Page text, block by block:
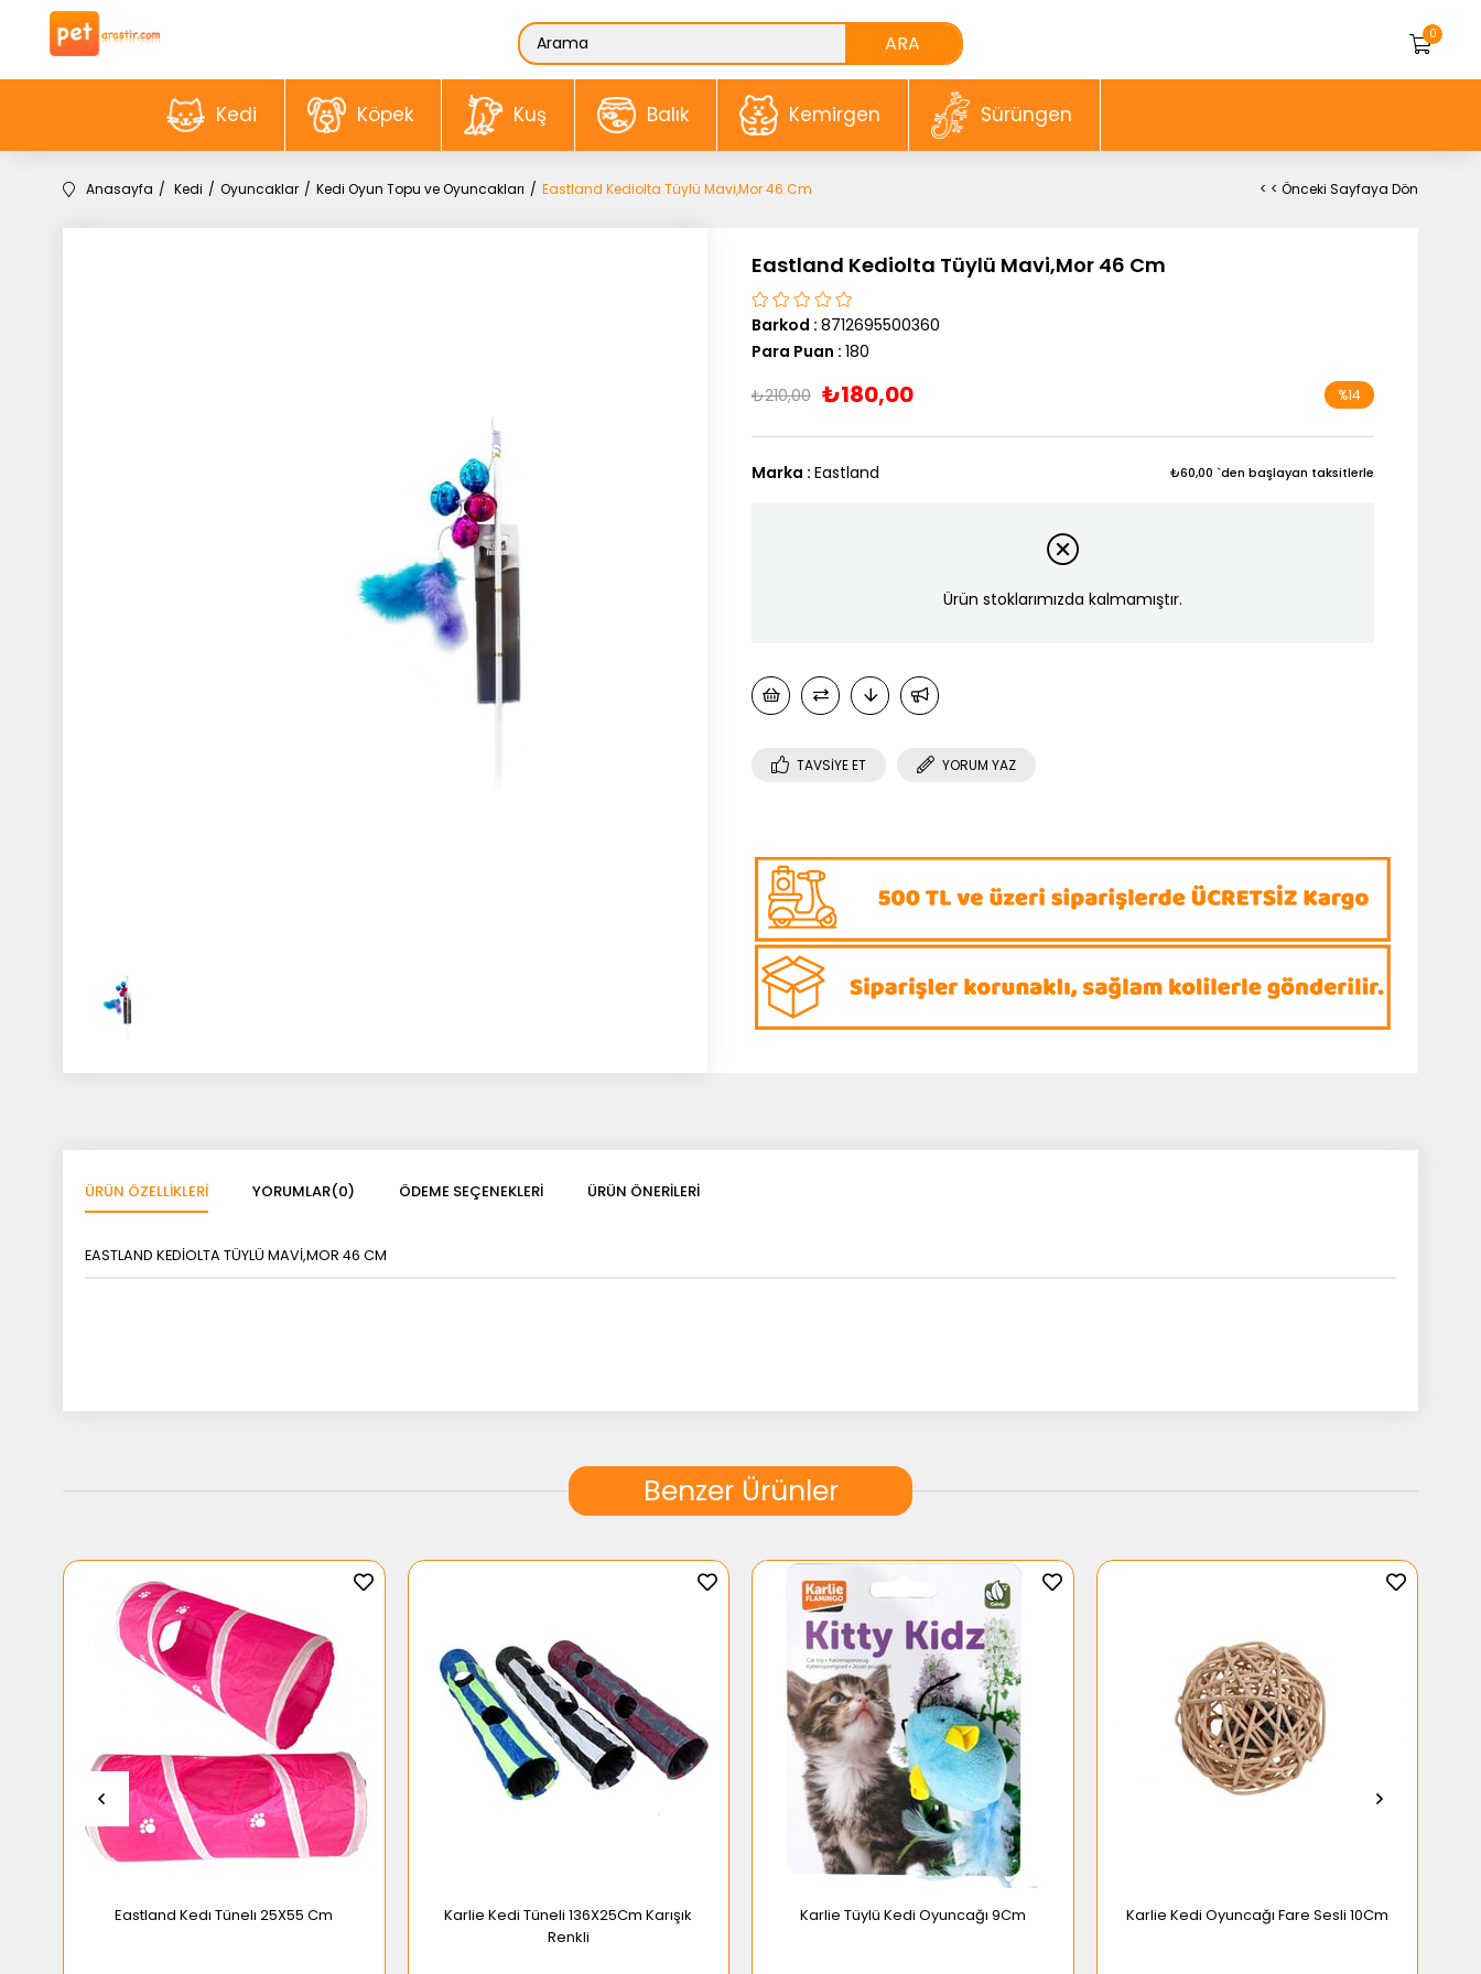
0
Kedi Köpek Kuş Balık Kemirgen Sürüngen
Anasayfa Kedi Oyuncaklar Kedi Oyun Topu ve Oyuncakları Eastland Kediolta Tüylü Mavi,Mor 46 Cm < < Önceki Sayfaya Dön
Eastland Kediolta Tüylü Mavi,Mor 46 Cm
Barkod : 8712695500360
Para Puan : 180
₺210,00 ₺180,00 %14
Marka : Eastland ₺60,00 `den başlayan taksitlerle
Ürün stoklarımızda kalmamıştır.
TAVSIYE ET YORUM YAZ
ÜRÜN ÖZELLIKLERI YORUMLAR(0) ÖDEME SEÇENEKLERI ÜRÜN ÖNERILERI
EASTLAND KEDİOLTA TÜYLÜ MAVİ,MOR 46 CM
Benzer Ürünler
Eastland Kedı Tünelı 25X55 Cm
Karlie Kedi Tüneli 136X25Cm Karışık
Renkli
Karlie Tüylü Kedi Oyuncağı 9Cm Karlie Kedi Oyuncağı Fare Sesli 10Cm